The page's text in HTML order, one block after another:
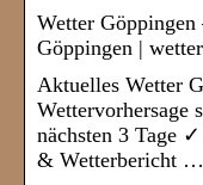
Wetter
Göppingen |
Aktuelles Wetter
Wettervorhersage
nächsten 3 Tage
& Wetterbericht …